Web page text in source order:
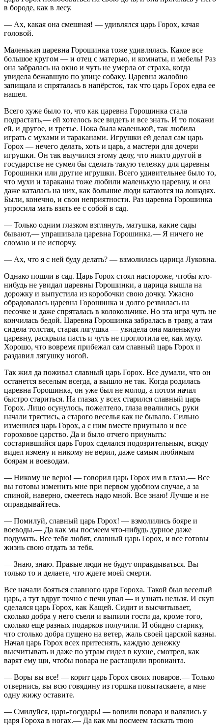
в бороде, как в лесу.
— Ах, какая она смешная! — удивлялся царь Горох, качая
головой.
Маленькая царевна Горошинка тоже удивлялась. Какое все
большое кругом — и отец с матерью, и комнаты, и мебель! Раз
она забралась на окно и чуть не умерла от страха, когда
увидела бежавшую по улице собаку. Царевна жалобно
запищала и спряталась в напёрсток, так что царь Горох едва ее
нашел.
Всего хуже было то, что как царевна Горошинка стала
подрастать,— ей хотелось все видеть и все знать. И то покажи
ей, и другое, и третье. Пока была маленькой, так любила
играть с мухами и тараканами. Игрушки ей делал сам царь
Горох — нечего делать, хоть и царь, а мастери для дочери
игрушки. Он так выучился этому делу, что никто другой в
государстве не сумел бы сделать такую тележку для царевны
Горошинки или другие игрушки. Всего удивительнее было то,
что мухи и тараканы тоже любили маленькую царевну, и она
даже каталась на них, как большие люди катаются на лошадях.
Были, конечно, и свои неприятности. Раз царевна Горошинка
упросила мать взять ее с собой в сад.
— Только одним глазком взглянуть, матушка, какие сады
бывают,— упрашивала царевна Горошинка.— Я ничего не
сломаю и не испорчу.
— Ах, что я с ней буду делать? — взмолилась царица Луковна.
Однако пошли в сад. Царь Горох стоял настороже, чтобы кто-
нибудь не увидал царевны Горошинки, а царица вышла на
дорожку и выпустила из коробочки свою дочку. Ужасно
обрадовалась царевна Горошинка и долго резвилась на
песочке и даже спряталась в колокольчике. Но эта игра чуть не
кончилась бедой. Царевна Горошинка забралась в траву, а там
сидела толстая, старая лягушка — увидела она маленькую
царевну, раскрыла пасть и чуть не проглотила ее, как муху.
Хорошо, что вовремя прибежал сам славный царь Горох и
раздавил лягушку ногой.
Так жил да поживал славный царь Горох. Все думали, что он
останется веселым всегда, а вышло не так. Когда родилась
царевна Горошинка, он уже был не молод, а потом начал
быстро стариться. На глазах у всех старился славный царь
Горох. Лицо осунулось, пожелтело, глаза ввалились, руки
начали трястись, а старого веселья как не бывало. Сильно
изменился царь Горох, а с ним вместе приуныло и все
гороховое царство. Да и было отчего приуныть:
состарившийся царь Горох сделался подозрительным, всюду
видел измену и никому не верил, даже самым любимым
боярам и воеводам.
— Никому не верю! — говорил царь Горох им в глаза.— Все
вы готовы изменить мне при первом удобном случае, а за
спиной, наверно, смеетесь надо мной. Все знаю! Лучше и не
оправдывайтесь.
— Помилуй, славный царь Горох! — взмолились бояре и
воеводы.— Да как мы посмеем что-нибудь дурное даже
подумать. Все тебя любят, славный царь Горох, и все готовы
жизнь свою отдать за тебя.
— Знаю, знаю. Правые люди не будут оправдываться. Вы
только то и делаете, что ждете моей смерти.
Все начали бояться славного царя Гороха. Такой был веселый
царь, а тут вдруг точно с печи упал — и узнать нельзя. И скуп
сделался царь Горох, как Кащей. Сидит и высчитывает,
сколько добра у него съели и выпили гости да, кроме того,
сколько еще разных подарков получили. И обидно старику,
что столько добра пущено на ветер, жаль своей царской казны.
Начал царь Горох всех притеснять, каждую денежку
высчитывать и даже по утрам сидел в кухне, смотрел, как
варят ему щи, чтобы повара не растащили провианта.
— Воры вы все! — корит царь Горох своих поваров.— Только
отвернись, вы всю говядину из горшка повытаскаете, а мне
одну жижу оставите.
— Смилуйся, царь-государь! — вопили повара и валялись у
царя Гороха в ногах.— Да как мы посмеем таскать твою